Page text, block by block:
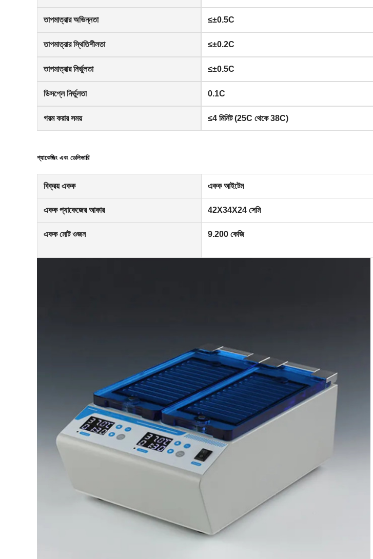
তাপমাত্রার অভিন্নতা ≤±0.5C
তাপমাত্রার স্থিতিশীলতা ≤±0.2C
তাপমাত্রার নির্ভুলতা ≤±0.5C
ডিসপ্লে নির্ভুলতা 0.1C
গরম করার সময় ≤4 মিনিট (25C থেকে 38C)
প্যাকেজিং এবং ডেলিভারি
বিক্রয় একক একক আইটেম
একক প্যাকেজের আকার 42X34X24 সেমি
একক মোট ওজন 9.200 কেজি